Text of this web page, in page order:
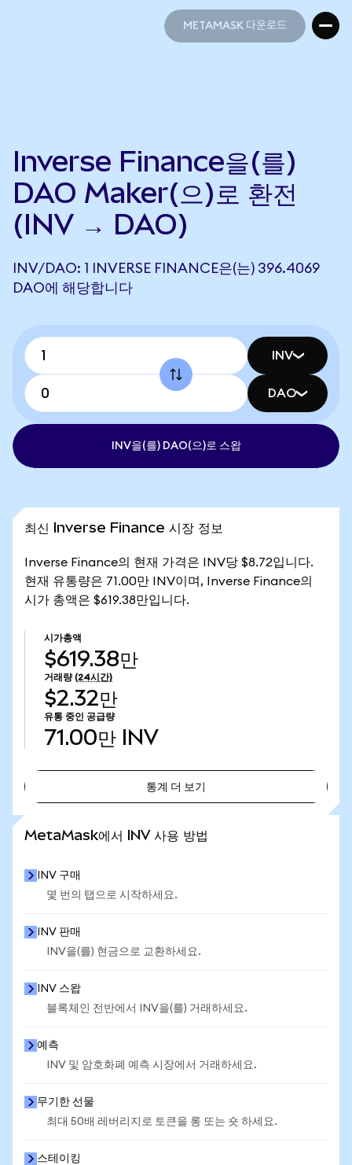
METAMASK 다운로드
Inverse Finance을(를)
DAO Maker(으)로 환전
(INV → DAO)
INV/DAO: 1 INVERSE FINANCE은(는) 396.4069
DAO에 해당합니다
INV
DAO
INV을(를) DAO(으)로 스왑
최신 Inverse Finance 시장 정보
Inverse Finance의 현재 가격은 INV당 $8.72입니다.
현재 유통량은 71.00만 INV이며, Inverse Finance의
시가 총액은 $619.38만입니다.
시가총액
$619.38만
거래량 (24시간)
$2.32만
유통 중인 공급량
71.00만 INV
통계 더 보기
MetaMask에서 INV 사용 방법
INV 구매
몇 번의 탭으로 시작하세요.
INV 판매
INV을(를) 현금으로 교환하세요.
INV 스왑
블록체인 전반에서 INV을(를) 거래하세요.
예측
INV 및 암호화폐 예측 시장에서 거래하세요.
무기한 선물
최대 50배 레버리지로 토큰을 롱 또는 숏 하세요.
스테이킹